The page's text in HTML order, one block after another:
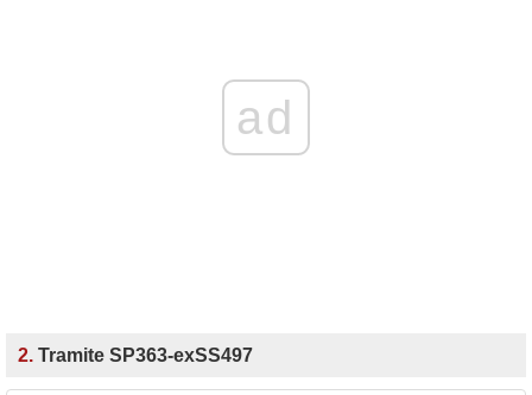
ad
2. Tramite SP363-exSS497